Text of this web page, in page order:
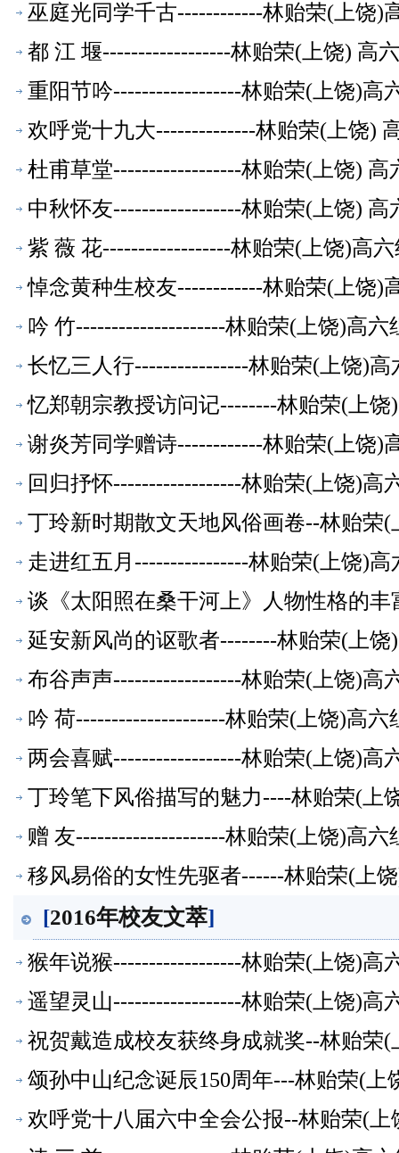
巫庭光同学千古------------林贻荣(上饶)
都 江 堰------------------林贻荣(上饶) 高
重阳节吟------------------林贻荣(上饶)高
欢呼党十九大--------------林贻荣(上饶)
杜甫草堂------------------林贻荣(上饶) 高
中秋怀友------------------林贻荣(上饶) 高
紫 薇 花------------------林贻荣(上饶)高
悼念黄种生校友------------林贻荣(上饶)
吟 竹---------------------林贻荣(上饶)高六
长忆三人行----------------林贻荣(上饶)高
忆郑朝宗教授访问记--------林贻荣(上
谢炎芳同学赠诗------------林贻荣(上饶)
回归抒怀------------------林贻荣(上饶)高
丁玲新时期散文天地风俗画卷--林贻荣
走进红五月----------------林贻荣(上饶)高
谈《太阳照在桑干河上》人物性格的
延安新风尚的讴歌者--------林贻荣(上
布谷声声------------------林贻荣(上饶)高
吟 荷---------------------林贻荣(上饶)高六
两会喜赋------------------林贻荣(上饶)高
丁玲笔下风俗描写的魅力----林贻荣(上
赠 友---------------------林贻荣(上饶)高六
移风易俗的女性先驱者------林贻荣(上
[2016年校友文萃]
猴年说猴------------------林贻荣(上饶)高
遥望灵山------------------林贻荣(上饶)高
祝贺戴造成校友获终身成就奖--林贻荣
颂孙中山纪念诞辰150周年---林贻荣(上
欢呼党十八届六中全会公报--林贻荣(